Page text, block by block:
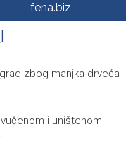
posjetitelja na Piroti
i pregrijavanja ključni
devet zeničkih
mnogi zbog popusta
fena.biz
zbog manjka drveća
i uništenom